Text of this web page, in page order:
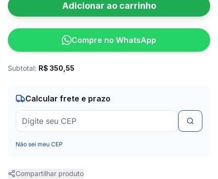
Adicionar ao carrinho
Compre no WhatsApp
Subtotal: R$ 350,55
Calcular frete e prazo
Não sei meu CEP
Compartilhar produto